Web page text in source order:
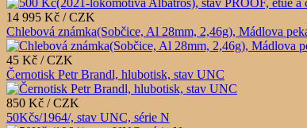
14 995 Kč / CZK
Chlebová známka(Sobčice, Al 28mm, 2,46g), Mádlova
45 Kč / CZK
Černotisk Petr Brandl, hlubotisk, stav UNC
850 Kč / CZK
50Kčs/1964/, stav UNC, série N